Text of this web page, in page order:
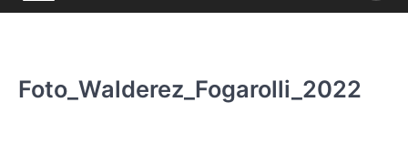
Foto_Walderez_Fogarolli_2022